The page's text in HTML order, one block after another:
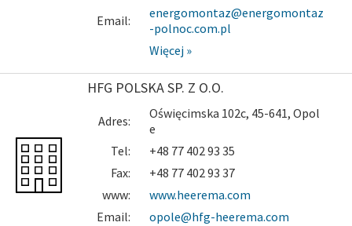
Email:
energomontaz@energomontaz
-polnoc.com.pl
Więcej »
HFG POLSKA SP. Z O.O.
Adres:
Oświęcimska 102c, 45-641, Opol
e
Tel:
+48 77 402 93 35
Fax:
+48 77 402 93 37
www:
www.heerema.com
Email:
opole@hfg-heerema.com